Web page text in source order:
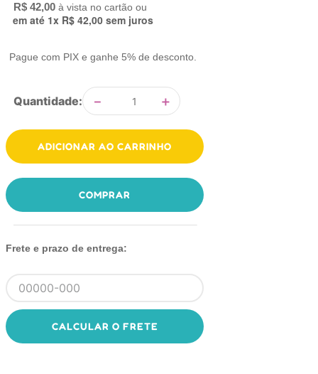
R$ 42,00
em até 1x R$ 42,00 sem juros
Pague com PIX e ganhe 5% de desconto.
Quantidade ＋
－
ADICIONAR AO CARRINHO
COMPRAR
Frete e prazo de entrega:
CALCULAR O FRETE